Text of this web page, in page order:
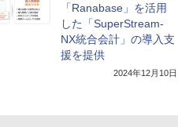
「Ranabase」を活用
した「SuperStream-
NX統合会計」の導入支
援を提供
2024年12月10日